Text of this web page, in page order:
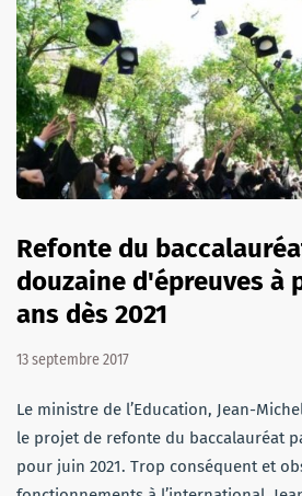
Refonte du
douzaine d'épreuves à
ans dès 2021
13 septembre 2017
Le ministre de l’Education, Jean-
le projet de refonte du baccalauréat
pour juin 2021. Trop conséquent et